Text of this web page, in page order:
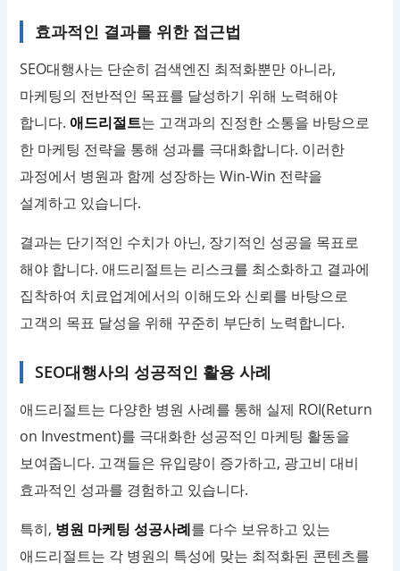
효과적인 결과를 위한 접근법
SEO대행사는 단순히 검색엔진 최적화뿐만 아니라,
마케팅의 전반적인 목표를 달성하기 위해 노력해야
합니다. 애드리절트는 고객과의 진정한 소통을 바탕으로
한 마케팅 전략을 통해 성과를 극대화합니다. 이러한
과정에서 병원과 함께 성장하는 Win-Win 전략을
설계하고 있습니다.
결과는 단기적인 수치가 아닌, 장기적인 성공을 목표로
해야 합니다. 애드리절트는 리스크를 최소화하고 결과에
집착하여 치료업계에서의 이해도와 신뢰를 바탕으로
고객의 목표 달성을 위해 꾸준히 부단히 노력합니다.
SEO대행사의 성공적인 활용 사례
애드리절트는 다양한 병원 사례를 통해 실제 ROI(Return
on Investment)를 극대화한 성공적인 마케팅 활동을
보여줍니다. 고객들은 유입량이 증가하고, 광고비 대비
효과적인 성과를 경험하고 있습니다.
특히, 병원 마케팅 성공사례를 다수 보유하고 있는
애드리절트는 각 병원의 특성에 맞는 최적화된 콘텐츠를